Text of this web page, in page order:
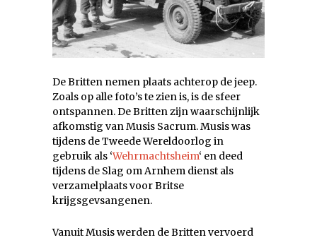
De Britten nemen plaats achterop de jeep.
Zoals op alle foto’s te zien is, is de sfeer
ontspannen. De Britten zijn waarschijnlijk
afkomstig van Musis Sacrum. Musis was
tijdens de Tweede Wereldoorlog in
gebruik als ‘Wehrmachtsheim‘ en deed
tijdens de Slag om Arnhem dienst als
verzamelplaats voor Britse
krijgsgevsangenen.
Vanuit Musis werden de Britten vervoerd